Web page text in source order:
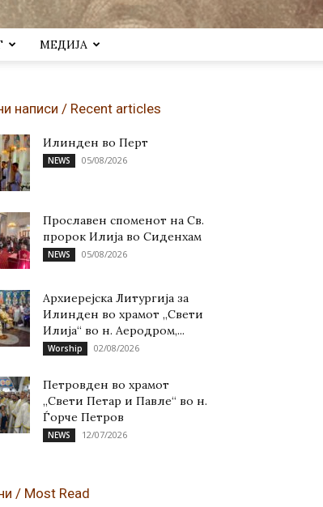
МЕДИЈА
написи / Recent articles
Илинден во Перт
NEWS 05/08/2026
Прославен споменот на Св.
пророк Илија во Сиденхам
NEWS 05/08/2026
Архиерејска Литургија за
Илинден во храмот „Свети
Илија“ во н. Аеродром,...
Worship 02/08/2026
Петровден во храмот
„Свети Петар и Павле“ во н.
Ѓорче Петров
NEWS 12/07/2026
/ Most Read